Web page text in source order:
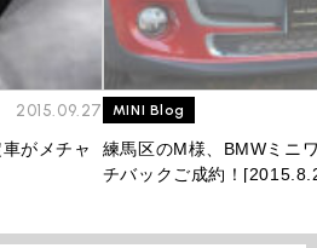
2015.09.27
がメチャ
MINI Blog
練馬区のM様、BMWミニ
チバックご成約！